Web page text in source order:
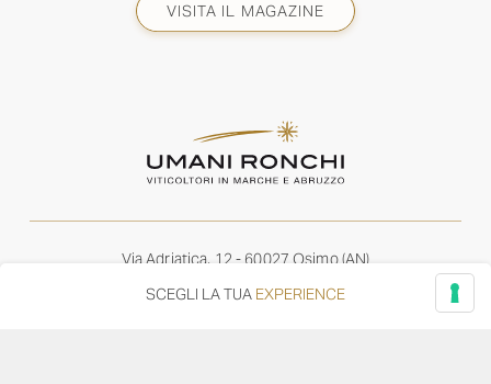
VISITA IL MAGAZINE
Via Adriatica, 12 - 60027 Osimo (AN)
wine@umanironchi.it
SCEGLI LA TUA EXPERIENCE